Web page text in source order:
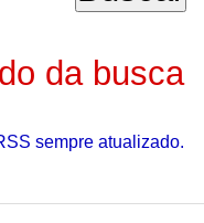
da busca
sempre atualizado.